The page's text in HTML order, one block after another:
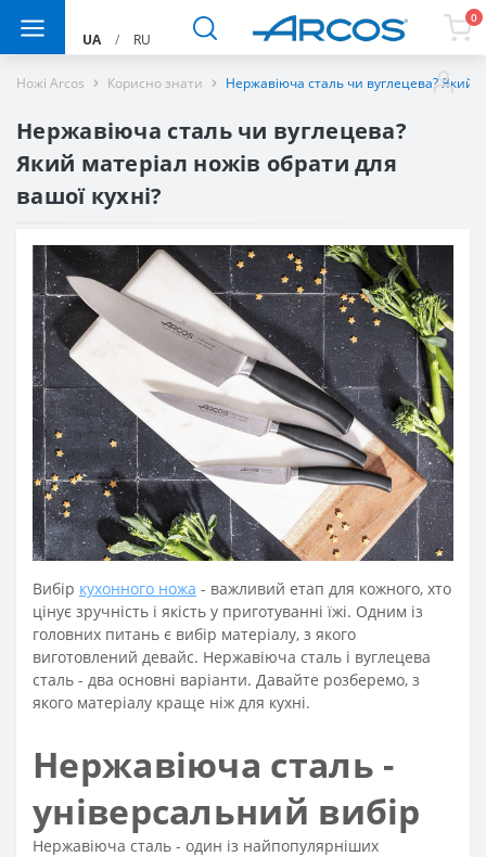
UA / RU
0
Ножі Arcos Корисно знати Нержавіюча сталь чи вуглецева? Який
Нержавіюча сталь чи вуглецева?
Який матеріал ножів обрати для
вашої кухні?
Вибір кухонного ножа - важливий етап для кожного, хто
цінує зручність і якість у приготуванні їжі. Одним із
головних питань є вибір матеріалу, з якого
виготовлений девайс. Нержавіюча сталь і вуглецева
сталь - два основні варіанти. Давайте розберемо, з
якого матеріалу краще ніж для кухні.
Нержавіюча сталь -
універсальний вибір
Нержавіюча сталь - один із найпопулярніших